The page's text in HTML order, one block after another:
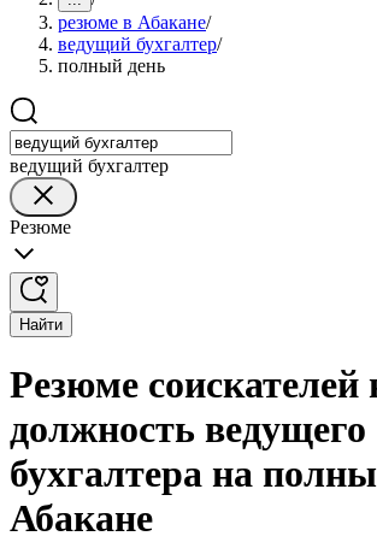
резюме в Абакане/
ведущий бухгалтер/
полный день
ведущий бухгалтер
Резюме
Найти
Резюме соискателей
должность ведущего
бухгалтера на
Абакане